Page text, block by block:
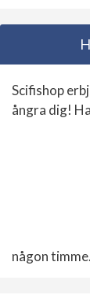
Scifishop
ångra dig!
någon timme.